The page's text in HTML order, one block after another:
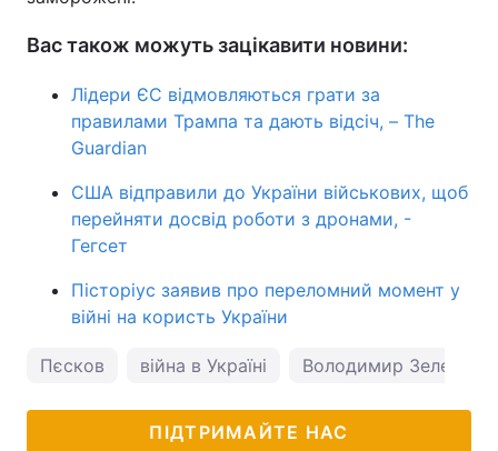
Вас також можуть зацікавити новини:
Лідери ЄС відмовляються грати за
правилами Трампа та дають відсіч, – The
Guardian
США відправили до України військових, щоб
перейняти досвід роботи з дронами, -
Гегсет
Пісторіус заявив про переломний момент у
війні на користь України
Пєсков війна в Україні Володимир
ПІДТРИМАЙТЕ НАС